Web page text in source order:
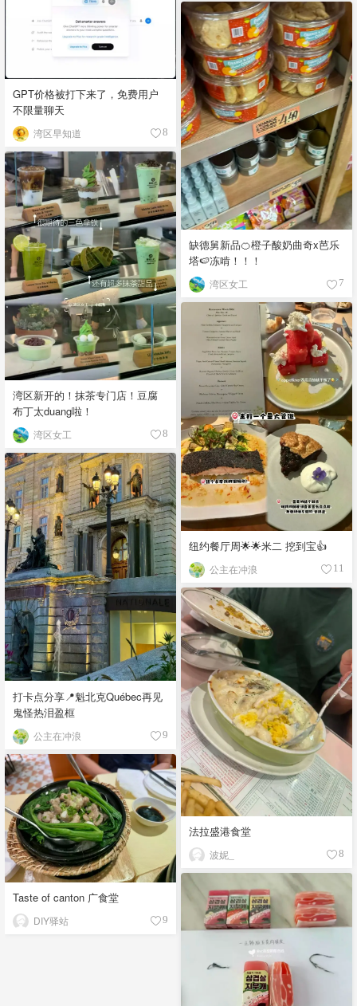
GPT价格被打下来了，免费用户
不限量聊天
湾区早知道 8
缺德舅新品🍊橙子酸奶曲奇x芭乐
塔🍉冻啃！！！
湾区女工 7
湾区新开的！抹茶专门店！豆腐
布丁太duang啦！
湾区女工 8
纽约餐厅周🌟🌟米二 挖到宝👍
公主在冲浪 11
打卡点分享📍魁北克Québec再见
鬼怪热泪盈框
公主在冲浪 9
法拉盛港食堂
波妮_ 8
Taste of canton 广食堂
DIY驿站 9